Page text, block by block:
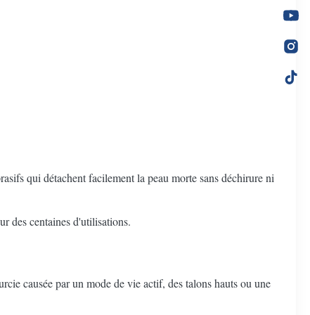
qui détachent facilement la peau morte sans déchirure ni
des centaines d'utilisations.
causée par un mode de vie actif, des talons hauts ou une